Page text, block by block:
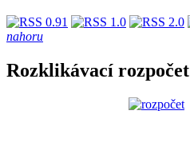
nahoru
Rozklikávací rozpočet